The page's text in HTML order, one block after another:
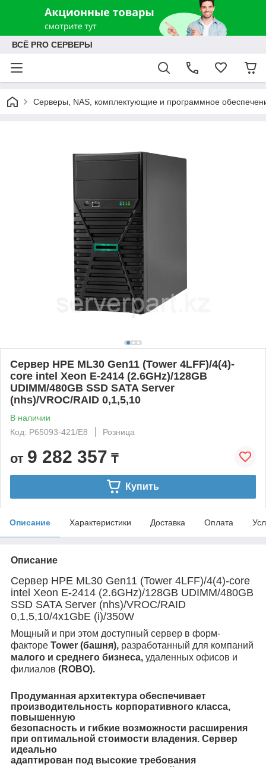
ВСЁ PRO СЕРВЕРЫ
Серверы, NAS, комплектующие и программное
Сервер HPE ML30 Gen11 (Tower 4LFF)/4(4)-
core intel Xeon E-2414 (2.6GHz)/128GB
UDIMM/480GB SSD SATA Server
(nhs)/VROC/RAID 0,1,5,10
В наличии
Код: P65093-421/E8
Розница
от 9 282 357 ₸
Купить
Описание Характеристики Доставка Оплата
Описание
Сервер HPE ML30 Gen11 (Tower 4LFF)/4(4)-core
intel Xeon E-2414 (2.6GHz)/128GB UDIMM/480GB
SSD SATA Server (nhs)/VROC/RAID
0,1,5,10/4x1GbE (i)/350W
Мощный и при этом доступный сервер в форм-
факторе Tower (башня), разработанный для компаний
малого и среднего бизнеса, удаленных офисов и
филиалов (ROBO).
Продуманная архитектура обеспечивает
производительность корпоративного класса,
повышенную
безопасность и гибкие возможности расширения
при оптимальной стоимости владения. Сервер
идеально
адаптирован под высокие требования